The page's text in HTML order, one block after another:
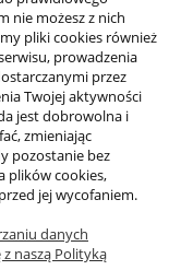
nie możesz z nich
pliki cookies również
prowadzenia
przez
Twojej aktywności
jest dobrowolna i
zmieniając
pozostanie bez
plików cookies,
jej wycofaniem.
danych
naszą Polityką